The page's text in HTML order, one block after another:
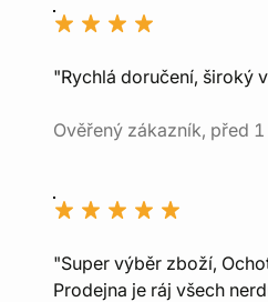
"Rychlá doručení, široký
Ověřený zákazník, před 1
"Super výběr zboží,
Prodejna je ráj všech